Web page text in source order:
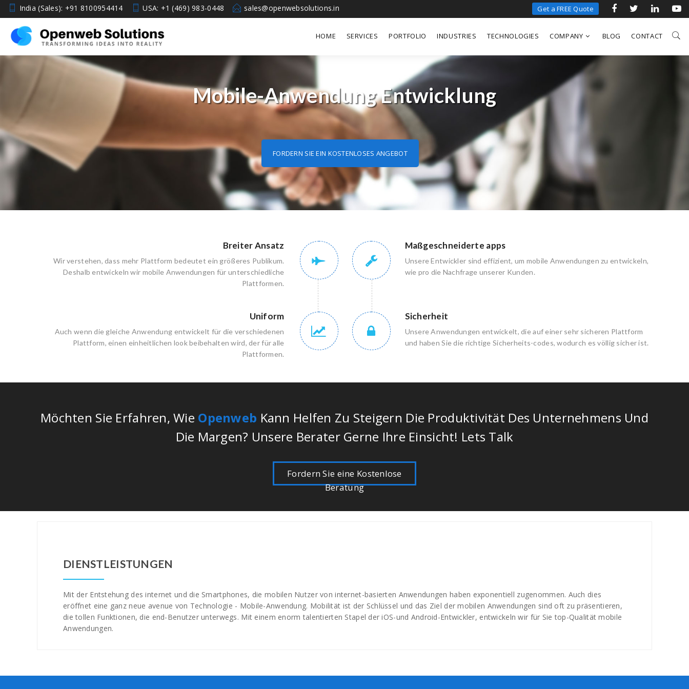
India (Sales): +91 8100954414 USA: +1 (469) 983-0448 sales@openwebsolutions.in Get a FREE Quote
HOME SERVICES PORTFOLIO INDUSTRIES TECHNOLOGIES COMPANY BLOG CONTACT
Mobile-Anwendung Entwicklung
FORDERN SIE EIN KOSTENLOSES ANGEBOT
Breiter Ansatz
Wir verstehen, dass mehr Plattform bedeutet ein größeres Publikum.
Deshalb entwickeln wir mobile Anwendungen für unterschiedliche
Plattformen.
Uniform
Auch wenn die gleiche Anwendung entwickelt für die verschiedenen
Plattform, einen einheitlichen look beibehalten wird, der für alle
Plattformen.
Maßgeschneiderte apps
Unsere Entwickler sind effizient, um mobile Anwendungen zu entwickeln,
wie pro die Nachfrage unserer Kunden.
Sicherheit
Unsere Anwendungen entwickelt, die auf einer sehr sicheren Plattform
und haben Sie die richtige Sicherheits-codes, wodurch es völlig sicher ist.
Möchten Sie Erfahren, Wie Openweb Kann Helfen Zu Steigern Die Produktivität Des Unternehmens Und
Die Margen? Unsere Berater Gerne Ihre Einsicht! Lets Talk
Fordern Sie eine Kostenlose
Beratung
DIENSTLEISTUNGEN
Mit der Entstehung des internet und die Smartphones, die mobilen Nutzer von internet-basierten Anwendungen haben exponentiell zugenommen. Auch dies
eröffnet eine ganz neue avenue von Technologie - Mobile-Anwendung. Mobilität ist der Schlüssel und das Ziel der mobilen Anwendungen sind oft zu präsentieren,
die tollen Funktionen, die end-Benutzer unterwegs. Mit einem enorm talentierten Stapel der iOS-und Android-Entwickler, entwickeln wir für Sie top-Qualität mobile
Anwendungen.